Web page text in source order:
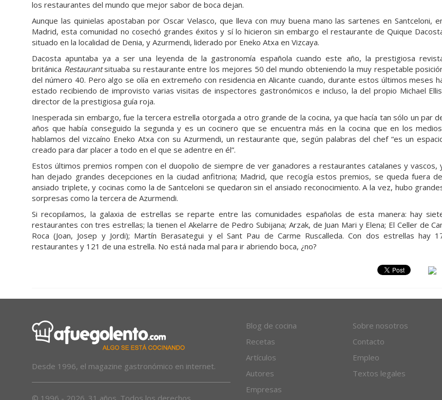
los restaurantes del mundo que mejor sabor de boca dejan.
Aunque las quinielas apostaban por Oscar Velasco, que lleva con muy buena mano las sartenes en Santceloni,
Madrid, esta comunidad no cosechó grandes éxitos y sí lo hicieron sin embargo el restaurante de Quique
situado en la localidad de Denia, y Azurmendi, liderado por Eneko Atxa en Vizcaya.
Dacosta apuntaba ya a ser una leyenda de la gastronomía española cuando este año, la prestigiosa
británica Restaurantsituaba su restaurante entre los mejores 50 del mundo obteniendo la muy respetable
del número 40. Pero algo se olía en extremeño con residencia en Alicante cuando, durante estos últimos meses
estado recibiendo de improvisto varias visitas de inspectores gastronómicos e incluso, la del propio Michael
director de la prestigiosa guía roja.
Inesperada sin embargo, fue la tercera estrella otorgada a otro grande de la cocina, ya que hacía tan sólo un par
años que había conseguido la segunda y es un cocinero que se encuentra más en la cocina que en los
hablamos del vizcaíno Eneko Atxa con su Azurmendi, un restaurante que, según palabras del chef “es un
creado para dar placer a todo en el que se adentre en él”.
Estos últimos premios rompen con el duopolio de siempre de ver ganadores a restaurantes catalanes y vascos,
han dejado grandes decepciones en la ciudad anfitriona; Madrid, que recogía estos premios, se queda fuera
ansiado triplete, y cocinas como la de Santceloni se quedaron sin el ansiado reconocimiento. A la vez, hubo
sorpresas como la tercera de Azurmendi.
Si recopilamos, la galaxia de estrellas se reparte entre las comunidades españolas de esta manera: hay
restaurantes con tres estrellas; la tienen el Akelarre de Pedro Subijana; Arzak, de Juan Mari y Elena; El Celler de
Roca (Joan, Josep y Jordi); Martín Berasategui y el Sant Pau de Carme Ruscalleda. Con dos estrellas hay
restaurantes y 121 de una estrella. No está nada mal para ir abriendo boca, ¿no?
Desde 1996, el magazine gastronómico en internet.
© 1996 - 2026. 31 años. Todos los derechos
Blog de cocina
Recetas
Artículos
Autores
Empresas
Sobre nosotros
Contacto
Empleo
Textos legales